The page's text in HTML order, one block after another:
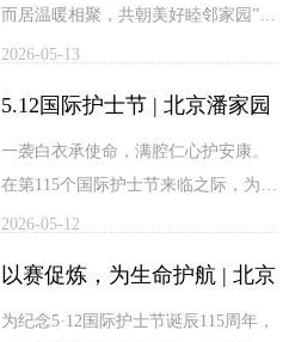
老驿站，共同开展暖“新”相伴 “粽”享
端午新就业群体慰问活动。
置能力，保障医患人员生命财产安全
与医院诊疗秩序稳定，6月11日下午，
时代经营二部，成功开展消防安全及
防汛综合应急演练活动，全院在岗医
务人员、后勤保障人员及合作单位工
作人员全员参与、全程实操。
而居温暖相聚，共朝美好睦邻家园”的
主题，北京潘家园中西医结合医院携
区、潘家园南里社区，连续开展多场
爱心义诊活动，将优质医疗服务送到
居民家门口，用实际行动守护邻里健
康，传递社区温情。
2026-05-13
5.12国际护士节 | 北京潘家园
中西医结合医院举办护士节
一袭白衣承使命，满腔仁心护安康。
在第115个国际护士节来临之际，为弘
扬南丁格尔“燃烧自己，照亮别人”的
与关爱，凝聚团队力量，北京潘家园
中西医结合医院隆重举办了献花仪式
2026-05-12
以赛促炼，为生命护航 | 北京
潘家园中西医结合医院开展
为纪念5·12国际护士节诞辰115周年，